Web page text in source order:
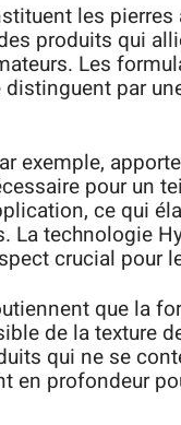
les
produits qui
Les
par
exemple,
pour un
ce qui
La technologie
crucial pour
que la
de la texture
qui ne se
en profondeur